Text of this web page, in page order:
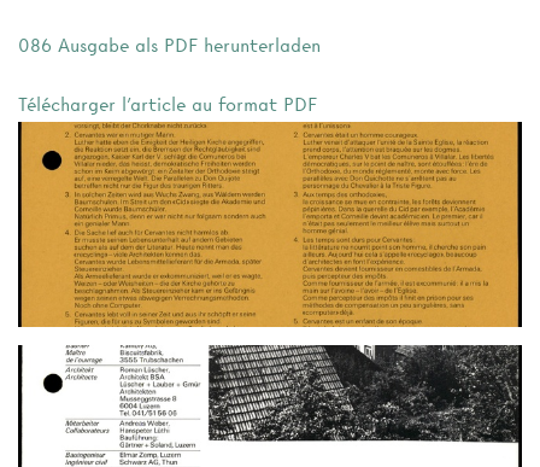
086 Ausgabe als PDF herunterladen
Télécharger l'article au format PDF